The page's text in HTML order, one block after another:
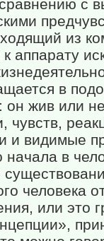
с
из
аппарату
в
он жив или
чувств,
и видимые
начала в
человека
или это